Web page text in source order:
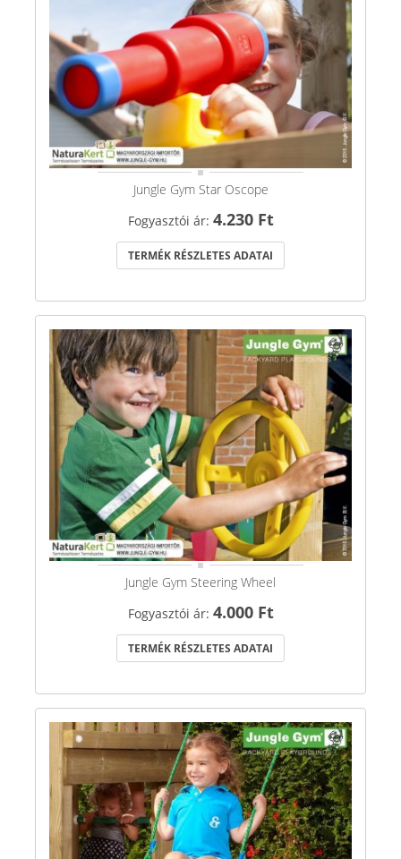
Jungle Gym Star Oscope
Fogyasztói ár: 4.230 Ft
TERMÉK RÉSZLETES ADATAI
Jungle Gym Steering Wheel
Fogyasztói ár: 4.000 Ft
TERMÉK RÉSZLETES ADATAI